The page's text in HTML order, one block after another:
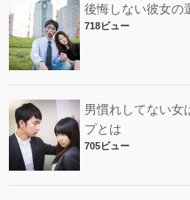
後悔しない彼女の
718ビュー
男慣れしてない女
プとは
705ビュー